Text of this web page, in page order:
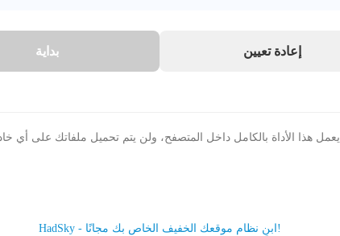
بداية إعادة تعيين
🔒 يعمل هذا الأداة بالكامل داخل المتصفح، ولن يتم تحميل ملفاتك على أي
HadSky - ابنِ نظام موقعك الخفيف الخاص بك مجانًا!